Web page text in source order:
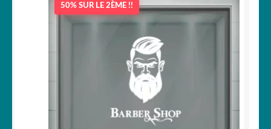
50% SUR LE 2ÈME !!